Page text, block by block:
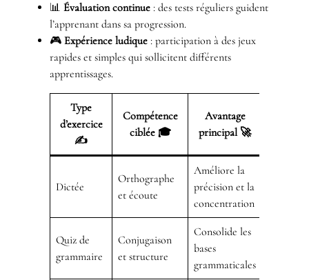
📊 Évaluation continue : des tests réguliers guident
l’apprenant dans sa progression.
🎮 Expérience ludique : participation à des jeux
rapides et simples qui sollicitent différents
apprentissages.
Type
d’exercice
✍️
Compétence
ciblée 🎓
Avantage
principal 🚀
Dictée
Orthographe
et écoute
Améliore la
précision et la
concentration
Quiz de
grammaire
Conjugaison
et structure
Consolide les
bases
grammaticales